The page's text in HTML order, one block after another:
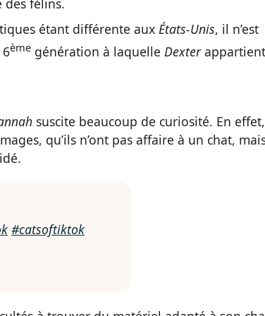
félins.
étant différente aux États-Unis, il n’est
ème génération à laquelle Dexter
suscite beaucoup de curiosité. En effet,
qu’ils n’ont pas affaire à un chat,
#catsoftiktok